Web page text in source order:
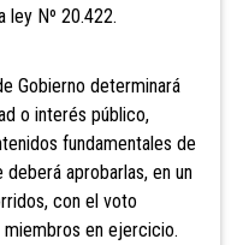
ley Nº 20.422.
Gobierno determinará
o interés público,
fundamentales de
deberá aprobarlas, en un
con el voto
en ejercicio.